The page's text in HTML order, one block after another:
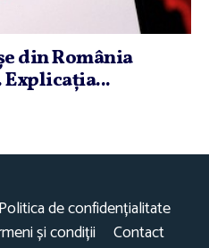
din România
Politica de confidențialitate
și condiții Contact